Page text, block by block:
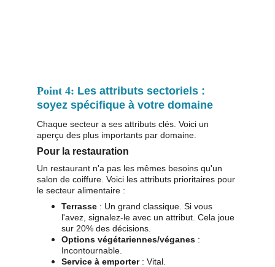
Point 4: Les attributs sectoriels :
soyez spécifique à votre domaine
Chaque secteur a ses attributs clés. Voici un
aperçu des plus importants par domaine.
Pour la restauration
Un restaurant n'a pas les mêmes besoins qu'un
salon de coiffure. Voici les attributs prioritaires pour
le secteur alimentaire :
Terrasse : Un grand classique. Si vous
l'avez, signalez-le avec un attribut. Cela joue
sur 20% des décisions.
Options végétariennes/véganes :
Incontournable.
Service à emporter : Vital.